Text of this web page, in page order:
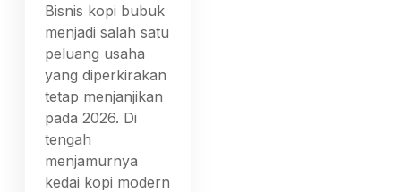
Bisnis kopi bubuk
menjadi salah satu
peluang usaha
yang diperkirakan
tetap menjanjikan
pada 2026. Di
tengah
menjamurnya
kedai kopi modern